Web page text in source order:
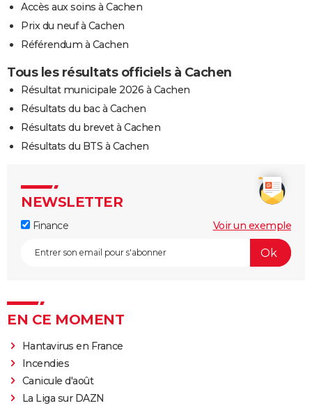
Accès aux soins à Cachen
Prix du neuf à Cachen
Référendum à Cachen
Tous les résultats officiels à Cachen
Résultat municipale 2026 à Cachen
Résultats du bac à Cachen
Résultats du brevet à Cachen
Résultats du BTS à Cachen
NEWSLETTER
Finance Voir un exemple
EN CE MOMENT
Hantavirus en France
Incendies
Canicule d'août
La Liga sur DAZN